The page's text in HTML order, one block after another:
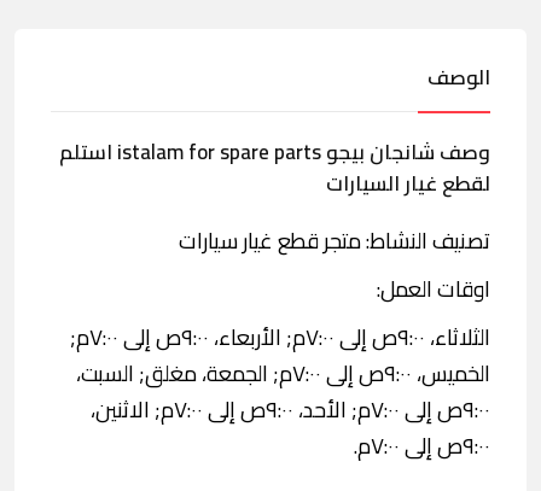
الوصف
وصف شانجان بيجو istalam for spare parts استلم
لقطع غيار السيارات
تصنيف النشاط: متجر قطع غيار سيارات
اوقات العمل:
الثلاثاء، ٩:٠٠ص إلى ٧:٠٠م; الأربعاء، ٩:٠٠ص إلى ٧:٠٠م;
الخميس، ٩:٠٠ص إلى ٧:٠٠م; الجمعة، مغلق; السبت،
٩:٠٠ص إلى ٧:٠٠م; الأحد، ٩:٠٠ص إلى ٧:٠٠م; الاثنين،
٩:٠٠ص إلى ٧:٠٠م.